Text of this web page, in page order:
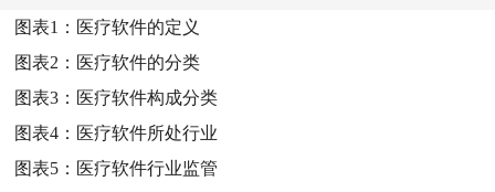
图表1： 医疗软件的定义
图表2： 医疗软件的分类
图表3： 医疗软件构成分类
图表4： 医疗软件所处行业
图表5： 医疗软件行业监管